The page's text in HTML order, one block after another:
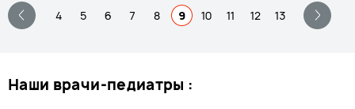
4 5 6 7 8 9 10 11 12 13
наши врачи-педиатры :